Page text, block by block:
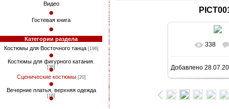
Видео
Гостевая книга
Категории раздела
Костюмы для Восточного танца [196]
Костюмы для фигурного катания.
[36]
Сценические костюмы [20]
Вечерние платья, верхняя одежда
[16]
В
768x1024 /
338
Добавлено